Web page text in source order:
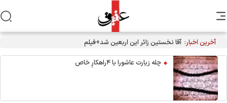
آخرین اخبار:
چله زیارت عاشورا با ۴راهکارِ خاص